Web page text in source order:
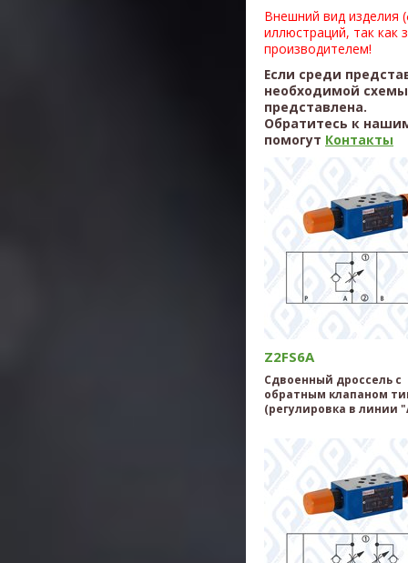
Внешний вид изделия
иллюстраций, так как
производителем!
Если среди
необходимой
представлена.
Обратитесь к
помогут Контакты
Z2FS6A
Сдвоенный дроссель с
обратным клапаном
(регулировка в линии